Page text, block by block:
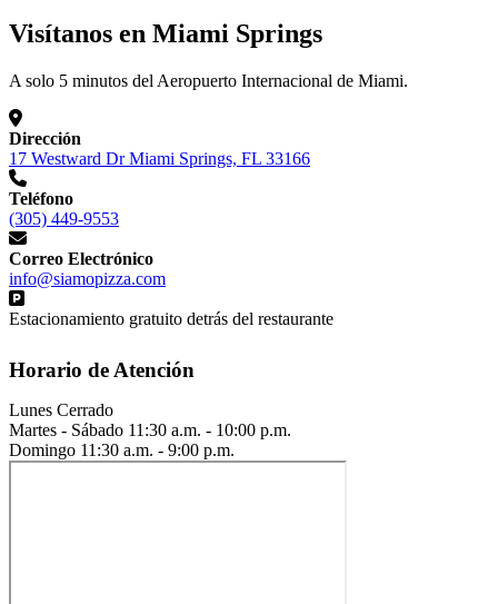
Visítanos en Miami Springs
A solo 5 minutos del Aeropuerto Internacional de Miami.
Dirección
17 Westward Dr Miami Springs, FL 33166
Teléfono
(305) 449-9553
Correo Electrónico
info@siamopizza.com
Estacionamiento gratuito detrás del restaurante
Horario de Atención
Lunes Cerrado
Martes - Sábado 11:30 a.m. - 10:00 p.m.
Domingo 11:30 a.m. - 9:00 p.m.